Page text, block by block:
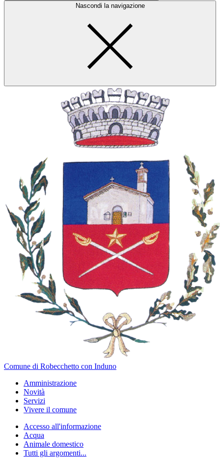
Nascondi la navigazione
Comune di Robecchetto con Induno
Amministrazione
Novità
Servizi
Vivere il comune
Accesso all'informazione
Acqua
Animale domestico
Tutti gli argomenti...